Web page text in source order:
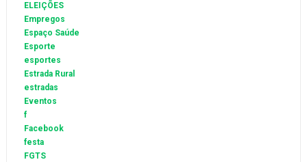
ELEIÇÕES
Empregos
Espaço Saúde
Esporte
esportes
Estrada Rural
estradas
Eventos
f
Facebook
festa
FGTS